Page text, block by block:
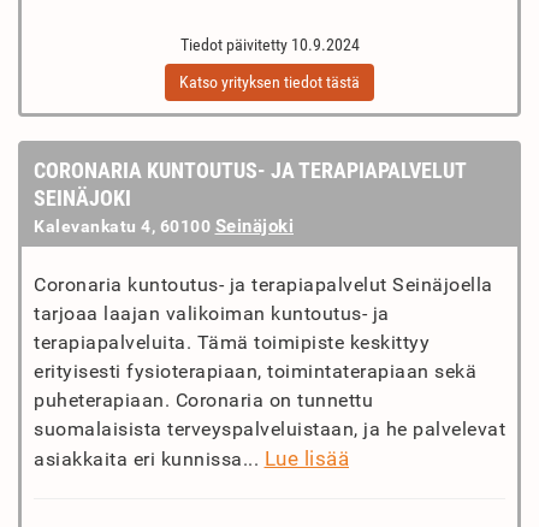
Tiedot päivitetty 10.9.2024
Katso yrityksen tiedot tästä
CORONARIA KUNTOUTUS- JA TERAPIAPALVELUT
SEINÄJOKI
Kalevankatu 4, 60100 Seinäjoki
Coronaria kuntoutus- ja terapiapalvelut Seinäjoella
tarjoaa laajan valikoiman kuntoutus- ja
terapiapalveluita. Tämä toimipiste keskittyy
erityisesti fysioterapiaan, toimintaterapiaan sekä
puheterapiaan. Coronaria on tunnettu
suomalaisista terveyspalveluistaan, ja he palvelevat
asiakkaita eri kunnissa... Lue lisää